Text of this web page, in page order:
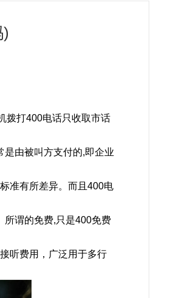
拨打400电话只收取市话
是由被叫方支付的,即企业
准有所差异。而且400电
所谓的免费,只是400免费
听费用，广泛用于多行